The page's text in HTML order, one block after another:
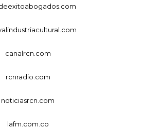
canalrcn.com
rcnradio.com
noticiasrcn.com
lafm.com.co